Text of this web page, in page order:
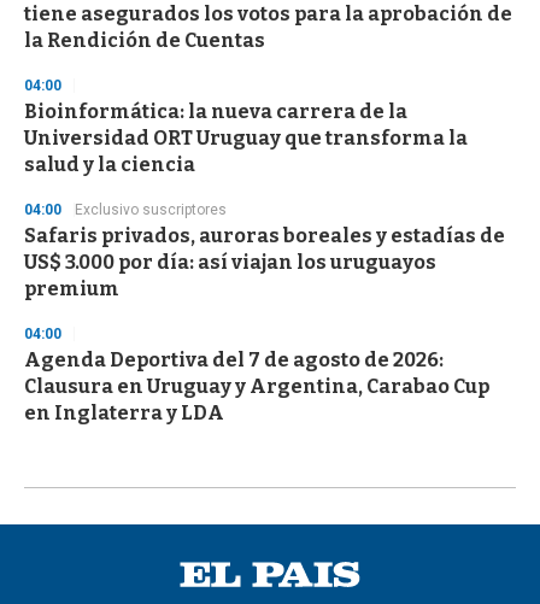
tiene asegurados los votos para la aprobación de
la Rendición de Cuentas
04:00
Bioinformática: la nueva carrera de la
Universidad ORT Uruguay que transforma la
salud y la ciencia
04:00 Exclusivo suscriptores
Safaris privados, auroras boreales y estadías de
US$ 3.000 por día: así viajan los uruguayos
premium
04:00
Agenda Deportiva del 7 de agosto de 2026:
Clausura en Uruguay y Argentina, Carabao Cup
en Inglaterra y LDA